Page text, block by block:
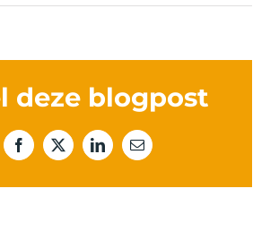
deze blogpost
Facebook
X LinkedInE-
mail